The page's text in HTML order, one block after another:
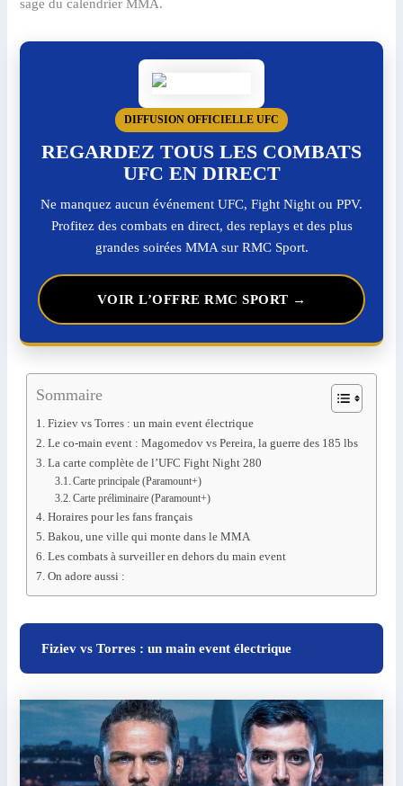
sage du calendrier MMA.
DIFFUSION OFFICIELLE UFC
REGARDEZ TOUS LES COMBATS
UFC EN DIRECT
Ne manquez aucun événement UFC, Fight Night ou PPV.
Profitez des combats en direct, des replays et des plus
grandes soirées MMA sur RMC Sport.
VOIR L’OFFRE RMC SPORT →
Sommaire
Fiziev vs Torres : un main event électrique
Le co-main event : Magomedov vs Pereira, la guerre des 185 lbs
La carte complète de l’UFC Fight Night 280
Carte principale (Paramount+)
Carte préliminaire (Paramount+)
Horaires pour les fans français
Bakou, une ville qui monte dans le MMA
Les combats à surveiller en dehors du main event
On adore aussi :
Fiziev vs Torres : un main event électrique